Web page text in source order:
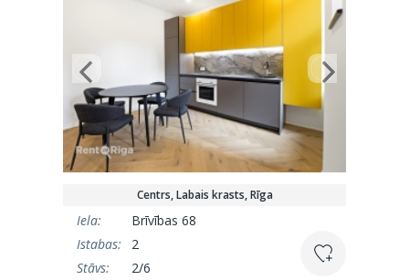
Centrs, Labais krasts, Rīga
Iela:
Brīvības 68
Istabas:
2
Stāvs:
2/6